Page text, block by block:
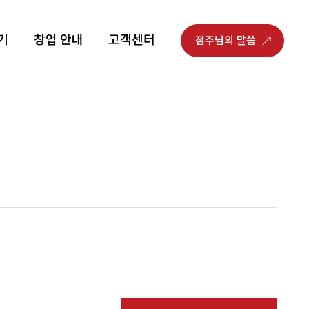
창업 안내 고객센터 점주님의 말씀